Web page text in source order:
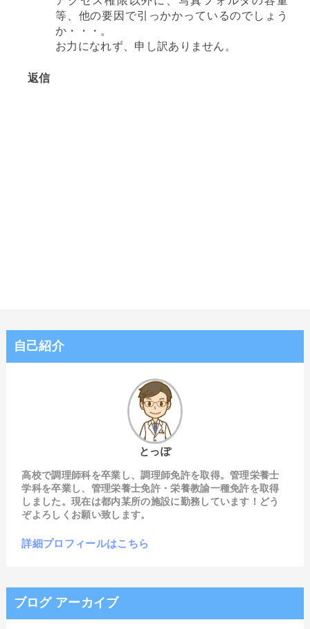
等、他の要因で引っかかっているのでしょう
か・・・。
お力になれず、申し訳ありません。
返信
自己紹介
とっぽ
高校で調理師科を卒業し、調理師免許を取得。管理栄養士
学科を卒業し、管理栄養士免許・栄養教諭一種免許を取得
しました。現在は都内某所の施設に勤務しています！どう
ぞよろしくお願い致します。
詳細プロフィールはこちら
ブログ アーカイブ